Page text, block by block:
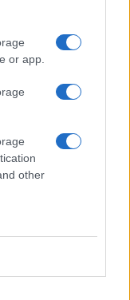
or app.
other
Επιδαύρου
μετατρέπει τη